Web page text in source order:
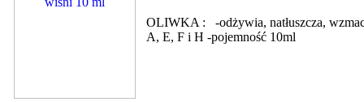
OLIWKA : -odżywia, natłuszcza,
A, E, F i H -pojemność 10ml